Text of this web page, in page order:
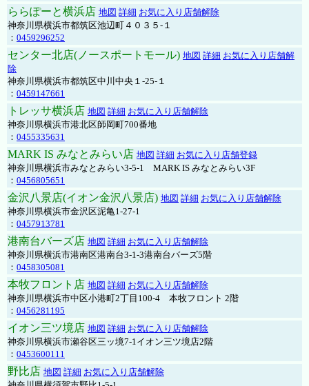
ららぽーと横浜店 地図 詳細 お気に入り店舗解除
神奈川県横浜市都筑区池辺町４０３５-１
： 0459296252
センター北店(ノースポートモール) 地図 詳細 お気に入り店舗解
除
神奈川県横浜市都筑区中川中央１-25-１
： 0459147661
トレッサ横浜店 地図 詳細 お気に入り店舗解除
神奈川県横浜市港北区師岡町700番地
： 0455335631
MARK IS みなとみらい店 地図 詳細 お気に入り店舗登録
神奈川県横浜市みなとみらい3-5-1 MARK IS みなとみらい3F
： 0456805651
金沢八景店(イオン金沢八景店) 地図 詳細 お気に入り店舗解除
神奈川県横浜市金沢区泥亀1-27-1
： 0457913781
港南台バーズ店 地図 詳細 お気に入り店舗解除
神奈川県横浜市港南区港南台3-1-3港南台バーズ5階
： 0458305081
本牧フロント店 地図 詳細 お気に入り店舗解除
神奈川県横浜市中区小港町2丁目100-4 本牧フロント 2階
： 0456281195
イオン三ツ境店 地図 詳細 お気に入り店舗解除
神奈川県横浜市瀬谷区三ッ境7-1イオン三ツ境店2階
： 0453600111
野比店 地図 詳細 お気に入り店舗解除